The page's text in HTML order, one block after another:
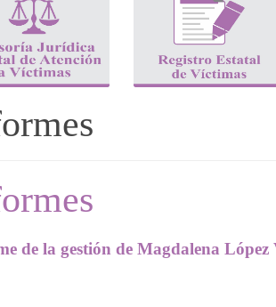
de la gestión de Magdalena López